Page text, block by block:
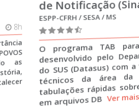
8h
as
de Notificação
ESPP-CFRH / SESA / MS
O programa TAB
desenvolvido pelo
do SUS (Datasus) com
técnicos da área da
tabulações rápidas
em arquivos DB Ver mais